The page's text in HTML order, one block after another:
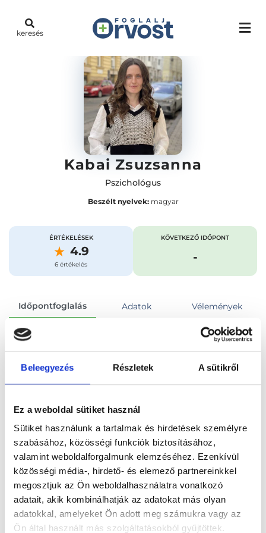
Beleegyezés Részletek A sütikről
Ez a weboldal sütiket használ
Sütiket használunk a tartalmak és hirdetések személyre
szabásához, közösségi funkciók biztosításához,
valamint weboldalforgalmunk elemzéséhez. Ezenkívül
közösségi média-, hirdető- és elemező partnereinkkel
megosztjuk az Ön weboldalhasználatra vonatkozó
adatait, akik kombinálhatják az adatokat más olyan
adatokkal, amelyeket Ön adott meg számukra vagy az
Ön által használt más szolgáltatásokból gyűjtöttek.
keresés
Kabai Zsuzsanna
Pszichológus
Beszélt nyelvek:magyar
ÉRTÉKELÉSEK
4.9
6 értékelés
KÖVETKEZŐ IDŐPONT
-
Időpontfoglalás Adatok Vélemények
Foglalj időpontot
Összes szakterület 90 perces konzultáció
Főoldal Orvosok Pszichológus
Pszichológus, Budapest, IX. kerület
Kabai Zsuzsanna